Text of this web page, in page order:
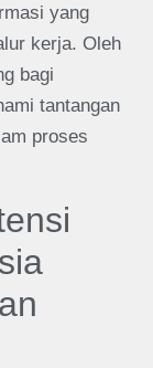
yang
kerja. Oleh
bagi
tantangan
proses